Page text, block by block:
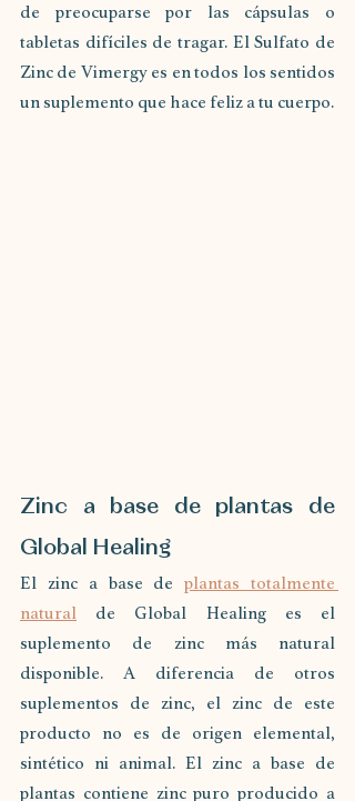
de preocuparse por las cápsulas o
tabletas difíciles de tragar. El Sulfato de
Zinc de Vimergy es en todos los sentidos
un suplemento que hace feliz a tu cuerpo.
Zinc a base de plantas de
Global Healing
El zinc a base de plantas totalmente
natural de Global Healing es el
suplemento de zinc más natural
disponible. A diferencia de otros
suplementos de zinc, el zinc de este
producto no es de origen elemental,
sintético ni animal. El zinc a base de
plantas contiene zinc puro producido a